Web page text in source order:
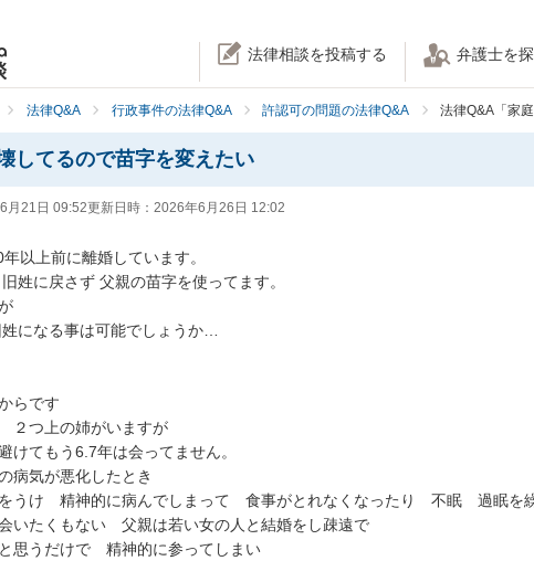
法律相談を投稿する 弁護士を
法律Q&A 行政事件の法律Q&A 許認可の問題の法律Q&A 法律Q&A「家
してるので苗字を変えたい
月21日 09:52更新日時： 2026年6月26日 12:02
以上前に離婚しています。
姓に戻さず 父親の苗字を使ってます。
になる事は可能でしょうか…
らです
２つ上の姉がいますが
けてもう6.7年は会ってません。
病気が悪化したとき
うけ　精神的に病んでしまって　食事がとれなくなったり　不眠　過眠を
いたくもない　父親は若い女の人と結婚をし疎遠で
思うだけで　精神的に参ってしまい